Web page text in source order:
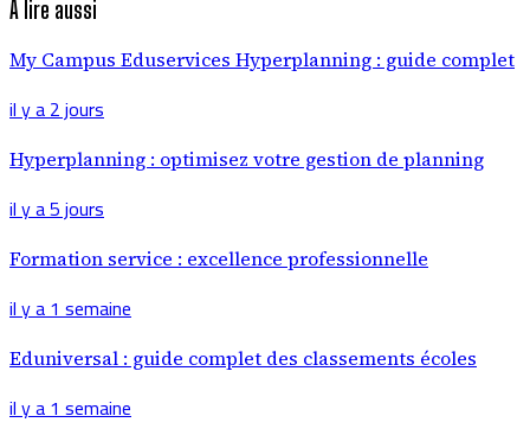
À lire aussi
My Campus Eduservices Hyperplanning : guide complet
il y a 2 jours
Hyperplanning : optimisez votre gestion de planning
il y a 5 jours
Formation service : excellence professionnelle
il y a 1 semaine
Eduniversal : guide complet des classements écoles
il y a 1 semaine